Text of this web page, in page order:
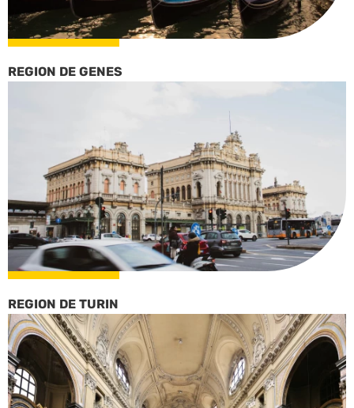
REGION DE GENES
REGION DE TURIN